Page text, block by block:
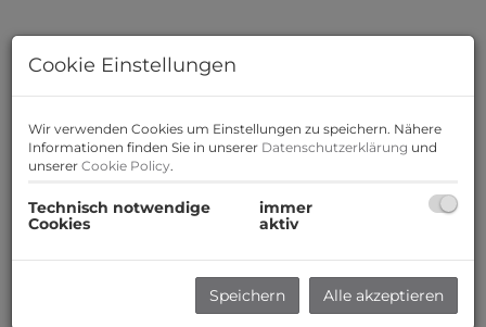
Cookie Einstellungen
Wir verwenden Cookies um Einstellungen zu speichern. Nähere
Informationen finden Sie in unserer Datenschutzerklärung und
unserer Cookie Policy.
Technisch notwendige
Cookies
immer
aktiv
Speichern Alle akzeptieren